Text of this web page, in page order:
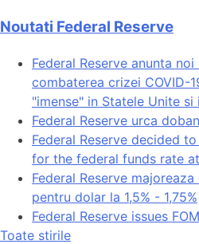
Noutati Federal Reserve
Federal Reserve anunta
combaterea crizei COVID-
"imense" in Statele Unite si
Federal Reserve urca
Federal Reserve decided
for the federal funds rate
Federal Reserve
pentru dolar la 1,5% - 1,75%
Federal Reserve issues
Toate stirile